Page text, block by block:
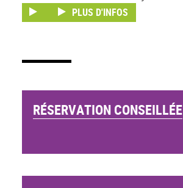
PLUS D'INFOS
RÉSERVATION CONSEILLÉE